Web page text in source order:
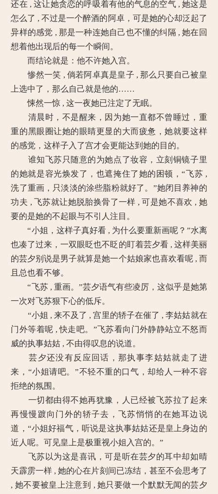
还在 , 这让她贪恋的呼吸着有他的气息的空气 , 她这是
怎么了 , 不过是一个醉酒的阿卓，可是她的心却泛起了
异样的感觉 , 那是一种连她自己也不懂的纠隔 , 她在回
想着他出现后的每一个瞬间。
而结论就是：他不许她入宫。
惨然一笑 , 倘若阿卓真是皇子 , 那么只要自己被皇
上选中了，那么自己就是他的……
悚然一惊 , 这一夜她已注定了无眠。
清晨时，不是醒来，因为她一直都不曾睡过，重
重的黑眼圈让她的眼睛更显的大而疲惫，她就要这样
的感觉，这样子入了宫才会更能达到她的目的。
谁知飞苏只随意的为她点了妆容，立刻铜镜子里
的她就是容光焕发了，也遮掩住了她的困顿，“飞苏 ,
洗了重画，只淡淡的涂些脂粉就好了。”她闭目养神的
功夫 , 飞苏就让她脱胎换骨了一样 , 可是她不喜欢 , 她
要的是她的不起眼与不引人注目。
“小姐，这样子真好看 , 为什么要重新画呢？”水离
也凑了过来，一双眼眨也不眨的盯着芸夕看 , 这样美丽
的芸夕别说是男子就算是她一个姑娘家也喜欢看呢 , 而
且总也看不够。
“飞苏 , 重画。”芸夕语气有些凌厉，这似乎是她第
一次对飞苏狠下心的低斥。
“小姐 , 来不及了 , 宫里的轿子在催了 , 李姑姑就在
门外等着呢 , 快走吧。”飞苏看向门外静静站立不怒而
威的执事姑姑 , 不由得叹息的说道。
芸夕还没有反应回话，那执事李姑姑就走了进
来，“小姐请吧。”不轻不重的口气，却给人一种不容
拒绝的氛围。
一切都由得不她再犹豫，人已经被飞苏拉了起来
再慢慢踱向门外的轿子去，飞苏悄悄的在她耳边说
道，“小姐好福气，听说是这执事姑姑还是皇上身边的
近人呢。可见皇上是极重视小姐入宫的。”
飞苏以为这是喜讯，可是听在芸夕的耳中却如晴
天霹雳一样 , 她的心在片刻间已冻结，甚至不会思考了
, 她不要被皇上注意到 , 她只要做一个默默无闻的芸夕